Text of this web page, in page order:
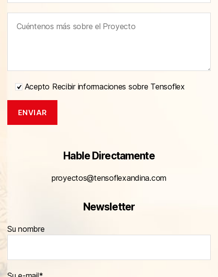
Acepto Recibir informaciones sobre Tensoflex
Hable Directamente
proyectos@tensoflexandina.com
Newsletter
Su nombre